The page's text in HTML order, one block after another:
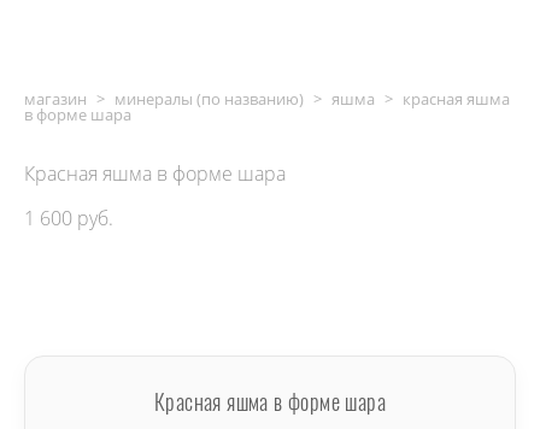
магазин > минералы (по названию) > яшма > красная яшма
в форме шара
Красная яшма в форме шара
1 600 pуб.
Красная яшма в форме шара